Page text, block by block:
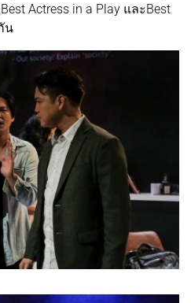
Actress in a Play และBest
น